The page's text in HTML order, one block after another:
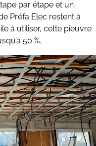
par étape et un
Préfa Elec restent à
à utiliser, cette pieuvre
50 %.